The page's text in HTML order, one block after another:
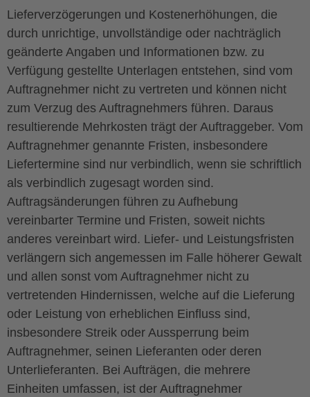
Lieferverzögerungen und Kostenerhöhungen, die
durch unrichtige, unvollständige oder nachträglich
geänderte Angaben und Informationen bzw. zu
Verfügung gestellte Unterlagen entstehen, sind vom
Auftragnehmer nicht zu vertreten und können nicht
zum Verzug des Auftragnehmers führen. Daraus
resultierende Mehrkosten trägt der Auftraggeber. Vom
Auftragnehmer genannte Fristen, insbesondere
Liefertermine sind nur verbindlich, wenn sie schriftlich
als verbindlich zugesagt worden sind.
Auftragsänderungen führen zu Aufhebung
vereinbarter Termine und Fristen, soweit nichts
anderes vereinbart wird. Liefer- und Leistungsfristen
verlängern sich angemessen im Falle höherer Gewalt
und allen sonst vom Auftragnehmer nicht zu
vertretenden Hindernissen, welche auf die Lieferung
oder Leistung von erheblichen Einfluss sind,
insbesondere Streik oder Aussperrung beim
Auftragnehmer, seinen Lieferanten oder deren
Unterlieferanten. Bei Aufträgen, die mehrere
Einheiten umfassen, ist der Auftragnehmer